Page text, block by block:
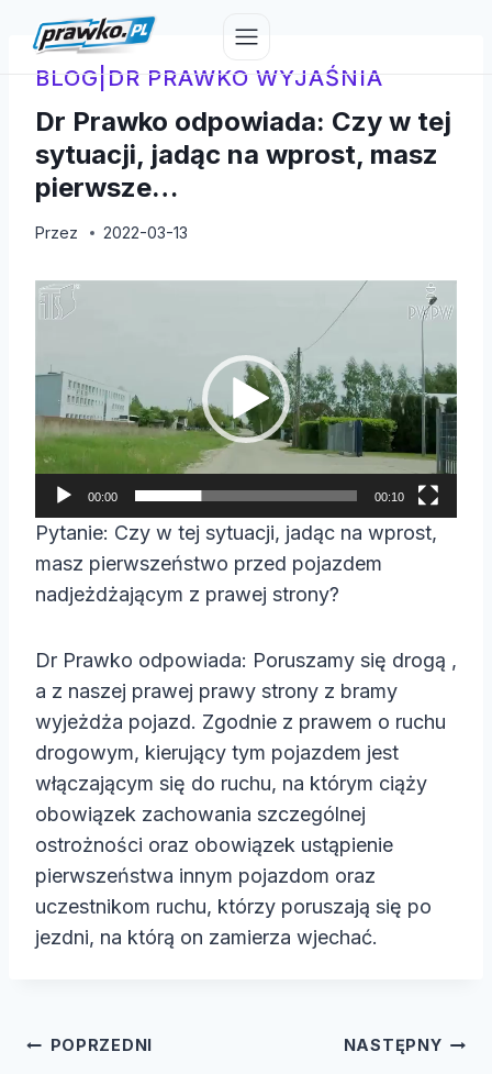
treściBLOG| DR PRAWKO WYJAŚNIA
Dr Prawko odpowiada: Czy w tej
sytuacji, jadąc na wprost, masz
pierwsze…
Przez 2022-03-13
O
d
a
r
z
c
z
v
d
e
o
00:00 00:10
Pytanie: Czy w tej sytuacji, jadąc na wprost,
masz pierwszeństwo przed pojazdem
nadjeżdżającym z prawej strony?
Dr Prawko odpowiada: Poruszamy się drogą ,
a z naszej prawej prawy strony z bramy
wyjeżdża pojazd. Zgodnie z prawem o ruchu
drogowym, kierujący tym pojazdem jest
włączającym się do ruchu, na którym ciąży
obowiązek zachowania szczególnej
ostrożności oraz obowiązek ustąpienie
pierwszeństwa innym pojazdom oraz
uczestnikom ruchu, którzy poruszają się po
jezdni, na którą on zamierza wjechać.
Nawigacja
POPRZEDNI NASTĘPNY